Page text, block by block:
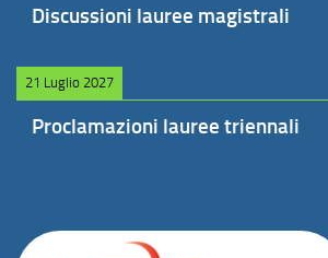
Discussioni lauree magistrali
21 Luglio 2027
Proclamazioni lauree triennali